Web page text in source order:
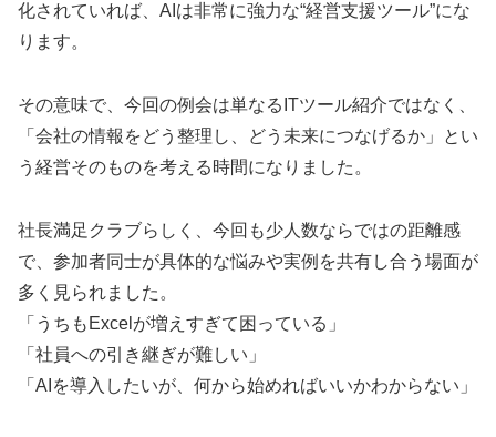
化されていれば、AIは非常に強力な“経営支援ツール”にな
ります。
その意味で、今回の例会は単なるITツール紹介ではなく、
「会社の情報をどう整理し、どう未来につなげるか」とい
う経営そのものを考える時間になりました。
社長満足クラブらしく、今回も少人数ならではの距離感
で、参加者同士が具体的な悩みや実例を共有し合う場面が
多く見られました。
「うちもExcelが増えすぎて困っている」
「社員への引き継ぎが難しい」
「AIを導入したいが、何から始めればいいかわからない」